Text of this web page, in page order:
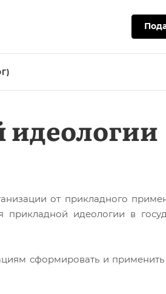
идеологии
от прикладного
идеологии в
сформировать и